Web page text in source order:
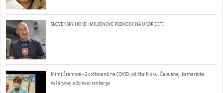
SLOVENSKÝ HOKEJ: MILIÓNOVÉ PODVODY NA ÚKOR DETÍ
Mimi Šramová – 2x očkovaná na COVID, volička Kisku, Čaputovej, kamarátka
Vašáryovej a Schwarzenberga